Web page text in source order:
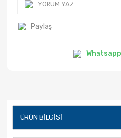
YORUM YAZ
Paylaş
Whatsapp
ÜRÜN BILGISI